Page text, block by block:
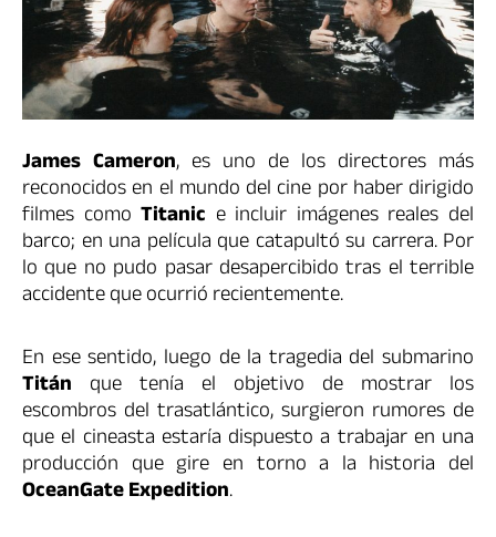
James Cameron, es uno de los directores más
reconocidos en el mundo del cine por haber dirigido
filmes comoTitanic e incluir imágenes reales del
barco; en una película que catapultó su carrera. Por
lo que no pudo pasar desapercibido tras el terrible
accidente que ocurrió recientemente.
En ese sentido, luego de la tragedia del submarino
Titán que tenía el objetivo de mostrar los
escombros del trasatlántico, surgieron rumores de
que el cineasta estaría dispuesto a trabajar en una
producción que gire en torno a la historia del
OceanGate Expedition.